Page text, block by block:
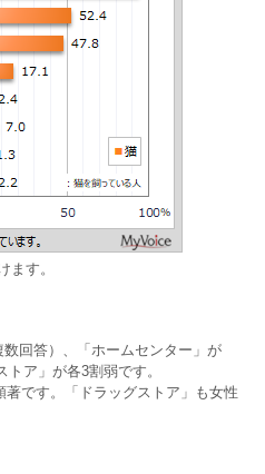
す。
回答）、「ホームセンター」が
ア」が各3割弱です。
著です。「ドラッグストア」も女性